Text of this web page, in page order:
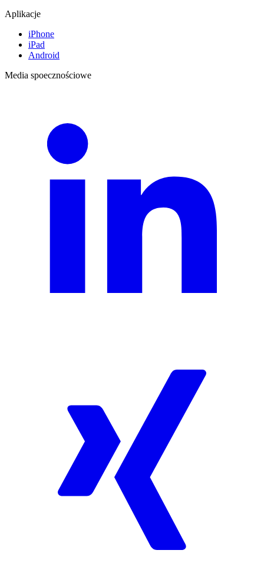
Aplikacje
iPhone
iPad
Android
Media spoecznościowe